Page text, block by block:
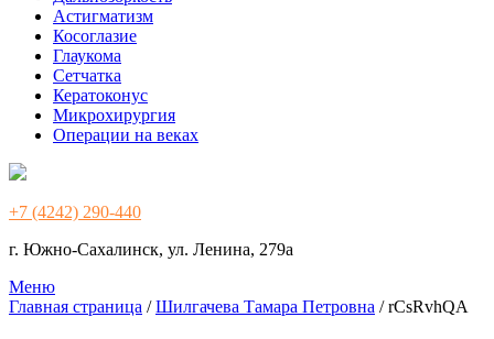
Астигматизм
Косоглазие
Глаукома
Сетчатка
Кератоконус
Микрохирургия
Операции на веках
+7 (4242) 290-440
г. Южно-Сахалинск, ул. Ленина, 279а
Меню
Главная страница /Шилгачева Тамара Петровна /rCsRvhQA